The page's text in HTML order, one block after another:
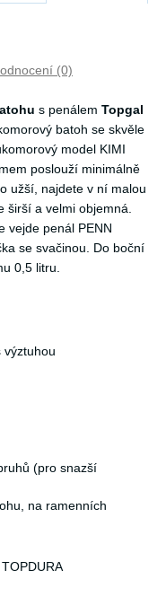
(0)
s penálem Topgal
batoh se skvěle
model KIMI
poslouží minimálně
užší, najdete v ní malou
širší a velmi objemná.
vejde penál PENN
se svačinou. Do boční
0,5 litru.
výztuhou
(pro snazší
na ramenních